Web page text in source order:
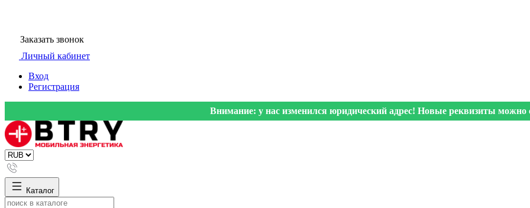
Заказать звонок
Личный кабинет
Вход
Регистрация
Внимание: у нас изменился юридический адрес! Новые реквизиты можно
Каталог